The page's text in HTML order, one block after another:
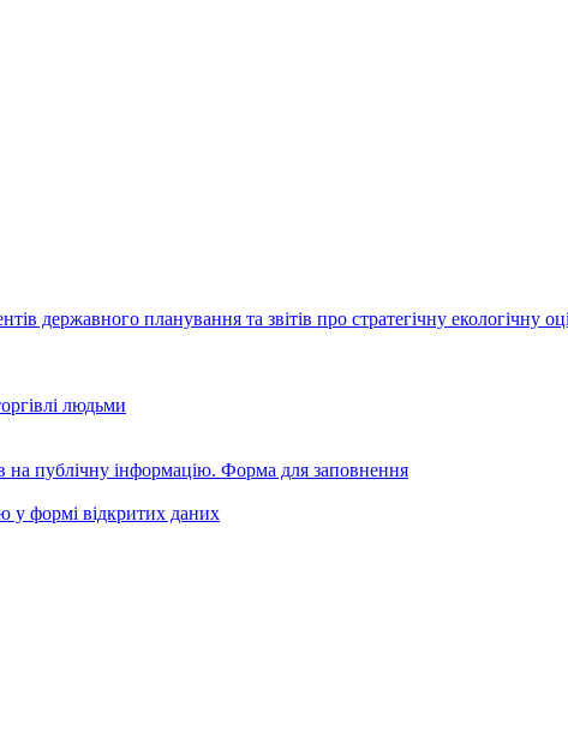
державного планування та звітів про стратегічну екологічну
людьми
на публічну інформацію. Форма для заповнення
у формі відкритих даних